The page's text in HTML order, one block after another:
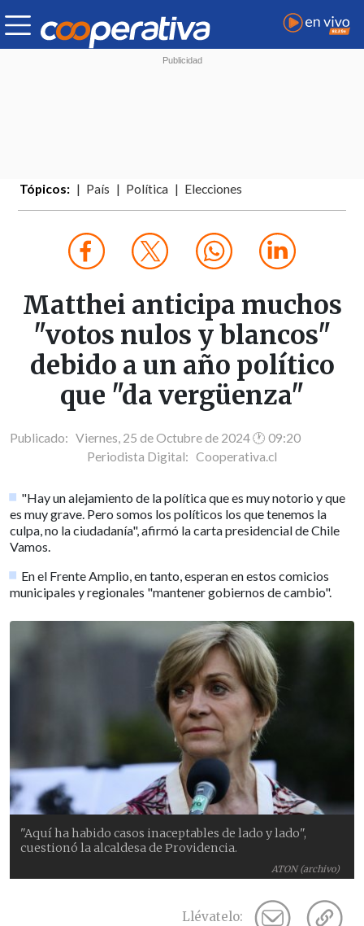
Tópicos: País Política Elecciones
Matthei anticipa muchos
"votos nulos y blancos"
debido a un año político
que "da vergüenza"
Publicado: Viernes, 25 de Octubre de 2024 🕐 09:20
Periodista Digital: Cooperativa.cl
"Hay un alejamiento de la política que es muy notorio y que
es muy grave. Pero somos los políticos los que tenemos la
culpa, no la ciudadanía", afirmó la carta presidencial de Chile
Vamos.
En el Frente Amplio, en tanto, esperan en estos comicios
municipales y regionales "mantener gobiernos de cambio".
ATON (archivo)
"Aquí ha habido casos inaceptables de lado y lado",
cuestionó la alcaldesa de Providencia.
Llévatelo: